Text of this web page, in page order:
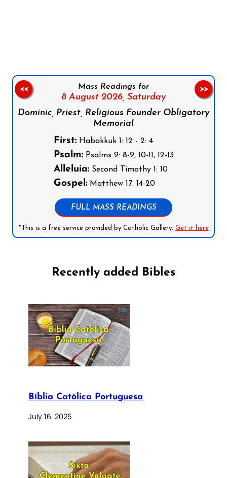
Mass Readings for
8 August 2026, Saturday
Dominic, Priest, Religious Founder Obligatory
Memorial
First:Habakkuk 1: 12 - 2: 4
Psalm:Psalms 9: 8-9, 10-11, 12-13
Alleluia:Second Timothy 1: 10
Gospel:Matthew 17: 14-20
FULL MASS READINGS
*This is a free service provided by Catholic Gallery. Get it here
<< >>
Recently added Bibles
Bíblia Católica Portuguesa
July 16, 2025